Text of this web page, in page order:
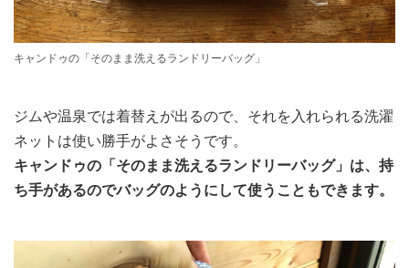
キャンドゥの「そのまま洗えるランドリーバッグ」
ジムや温泉では着替えが出るので、それを入れられる洗濯
ネットは使い勝手がよさそうです。
キャンドゥの「そのまま洗えるランドリーバッグ」は、持
ち手があるのでバッグのようにして使うこともできます。